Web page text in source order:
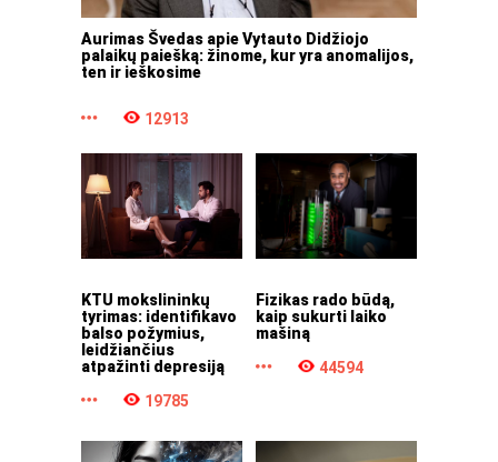
Aurimas Švedas apie Vytauto Didžiojo
palaikų paiešką: žinome, kur yra anomalijos,
ten ir ieškosime
12913
KTU mokslininkų
tyrimas: identifikavo
balso požymius,
leidžiančius
atpažinti depresiją
19785
Fizikas rado būdą,
kaip sukurti laiko
mašiną
44594